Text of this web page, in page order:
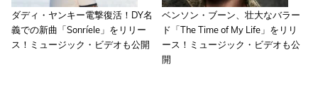
ダディ・ヤンキー電撃復活！DY名
義での新曲「Sonríele」をリリー
ス！ミュージック・ビデオも公開
ベンソン・ブーン、壮大なバラー
ド「The Time of My Life」をリリ
ース！ミュージック・ビデオも公
開